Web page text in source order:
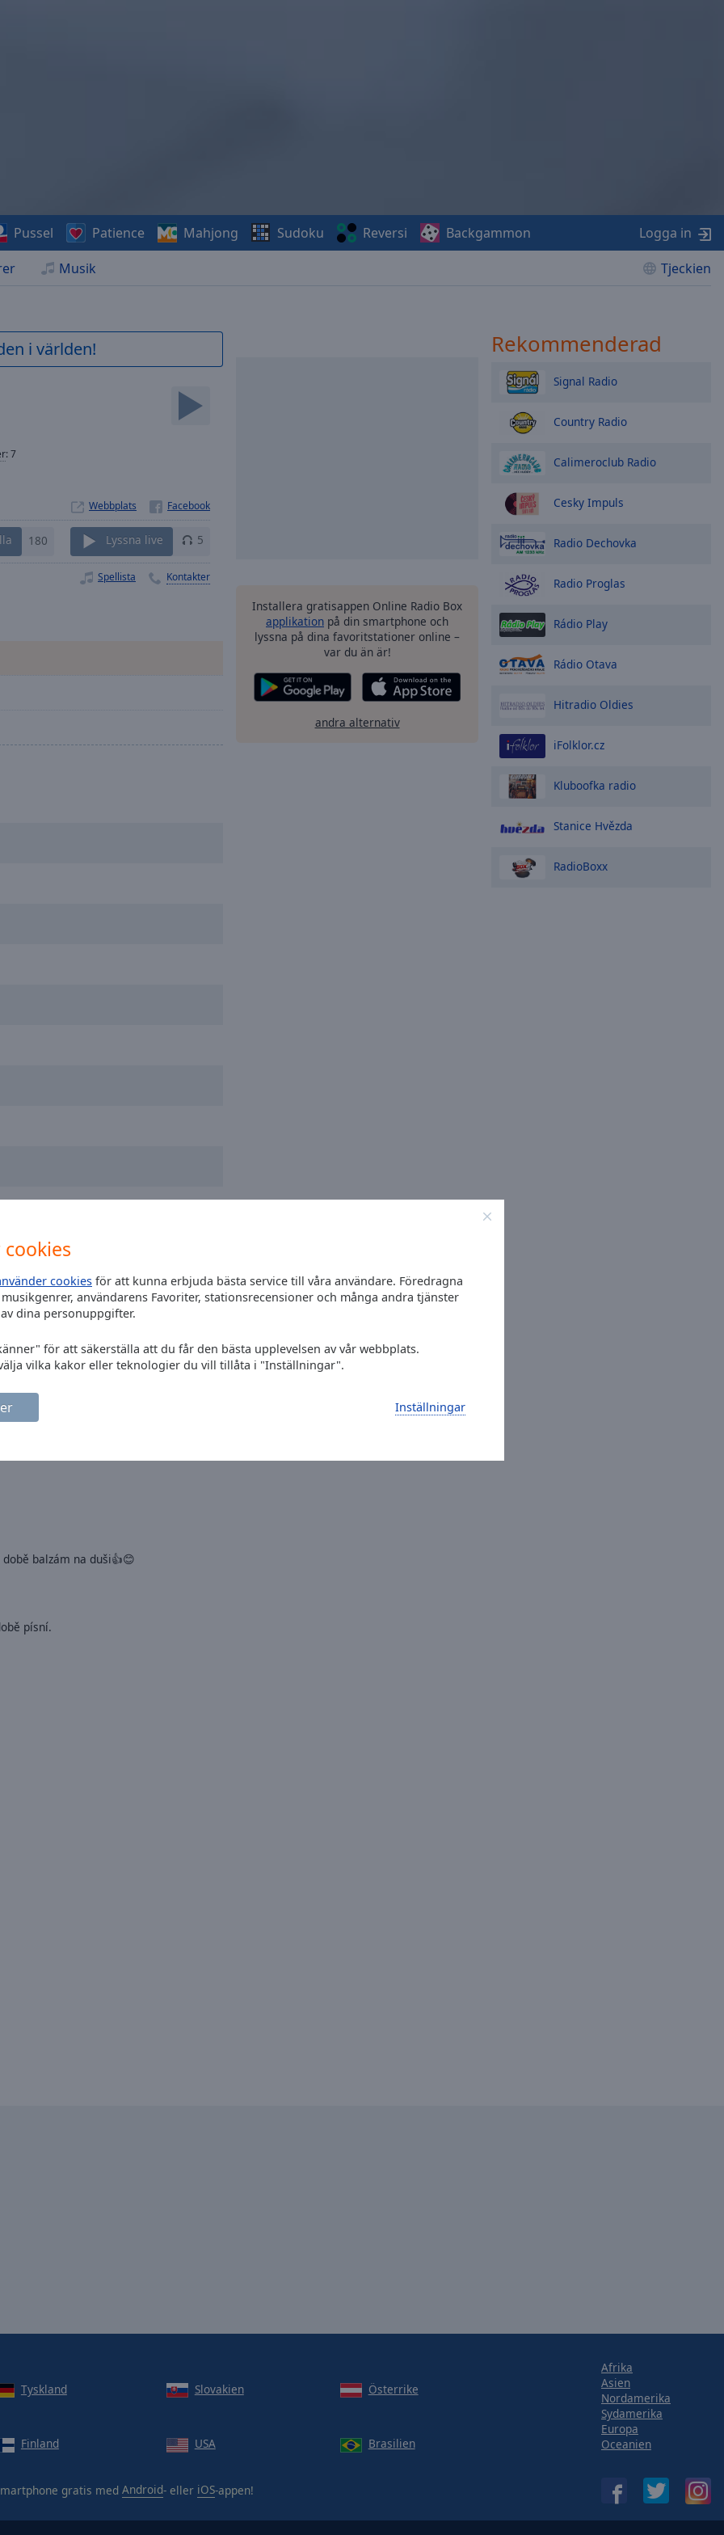
cookies för att kunna erbjuda bästa service till våra användare. Föredragna
användarens Favoriter, stationsrecensioner och många andra tjänster
dina personuppgifter.
för att säkerställa att du får den bästa upplevelsen av vår webbplats.
vilka kakor eller teknologier du vill tillåta i "Inställningar".
Inställningar
Musik Tjeckien
Pussel Patience Mahjong Sudoku Reversi Backgammon Logga in
i världen!
:7
Webbplats
180 Lyssna live 5
Spellista Kontakter
zmizel?V dnešní digitální době?Když
neviděl.Budeme tedy
balzám na duši👍😊
písní.
Installera gratisappen Online Radio Box
applikation på din smartphone och
lyssna på dina favoritstationer online –
var du än är!
andra alternativ
Rekommenderad
Signal Radio
Country Radio
Calimeroclub Radio
Cesky Impuls
Radio Dechovka
Radio Proglas
Rádio Play
Rádio Otava
Hitradio Oldies
iFolklor.cz
Kluboofka radio
Stanice Hvězda
RadioBoxx
Tyskland Slovakien Österrike
Finland USA Brasilien
gratis med Android- eller iOS-appen!
Afrika
Asien
Nordamerika
Sydamerika
Europa
Oceanien